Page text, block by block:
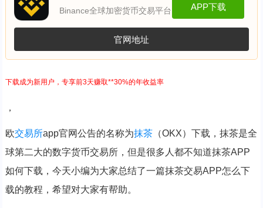
Binance全球加密货币交易平台 APP下载
官网地址
下载成为新用户，专享前3天赚取**30%的年收益率
，
欧交易所app官网公告的名称为抹茶（OKX）下载，抹茶是全
球第二大的数字货币交易所，但是很多人都不知道抹茶APP
如何下载，今天小编为大家总结了一篇抹茶交易APP怎么下
载的教程，希望对大家有帮助。